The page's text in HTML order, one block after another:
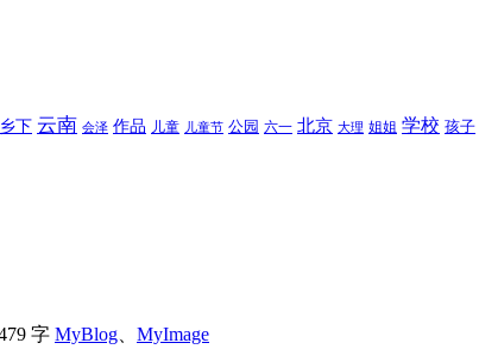
乡下 云南 会泽 作品 儿童 儿童节 公园 六一 北京 大理 姐姐 学校 孩子
字 MyBlog MyImage